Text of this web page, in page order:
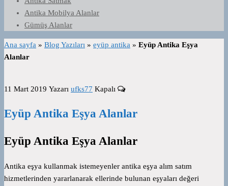
Antika Mobilya Alanlar
Gümüş Alanlar
Ana sayfa » Blog Yazıları » eyüp antika » Eyüp Antika Eşya
Alanlar
11 Mart 2019 Yazarı ufks77 Kapalı
Eyüp Antika Eşya Alanlar
Eyüp Antika Eşya Alanlar
Antika eşya kullanmak istemeyenler antika eşya alım satım
hizmetlerinden yararlanarak ellerinde bulunan eşyaları değeri